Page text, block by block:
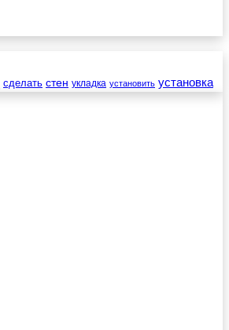
сделать стен укладка установить установка